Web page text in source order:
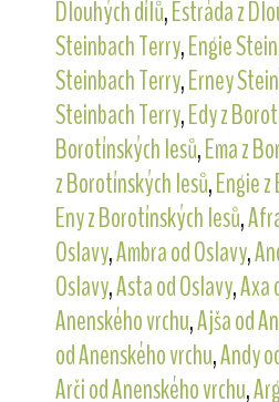
Dlouhých dílů,Estráda z
Steinbach Terry,Engie
Steinbach Terry,Erney
Steinbach Terry,Edy z
Borotínských lesů,Ema z
z Borotínských lesů,Engie
Eny z Borotínských lesů,
Oslavy,Ambra od Oslavy,
Oslavy,Asta od Oslavy,Axa
Anenského vrchu,Ajša od
od Anenského vrchu,Andy
Arči od Anenského vrchu,